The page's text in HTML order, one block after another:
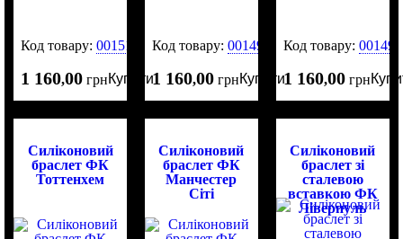
Код товару:0015112
1 160,00 грнКупити
Код товару:0014982
1 160,00 грнКупити
Код товару:
1 160,00 грн
Силіконовий
браслет ФК
Тоттенхем
Силіконовий
браслет ФК
Манчестер
Сіті
Силіконовий
браслет зі
сталевою
вставкою ФК
Ліверпуль